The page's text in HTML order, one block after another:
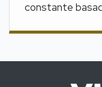
constante